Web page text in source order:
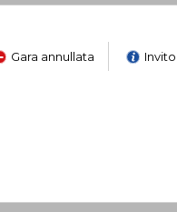
Gara annullata Invito